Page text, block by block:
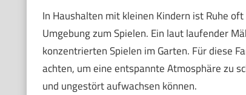
In Haushalten mit kleinen Kindern ist Ruhe
Umgebung zum Spielen. Ein laut laufender
konzentrierten Spielen im Garten. Für diese
achten, um eine entspannte Atmosphäre zu
und ungestört aufwachsen können.